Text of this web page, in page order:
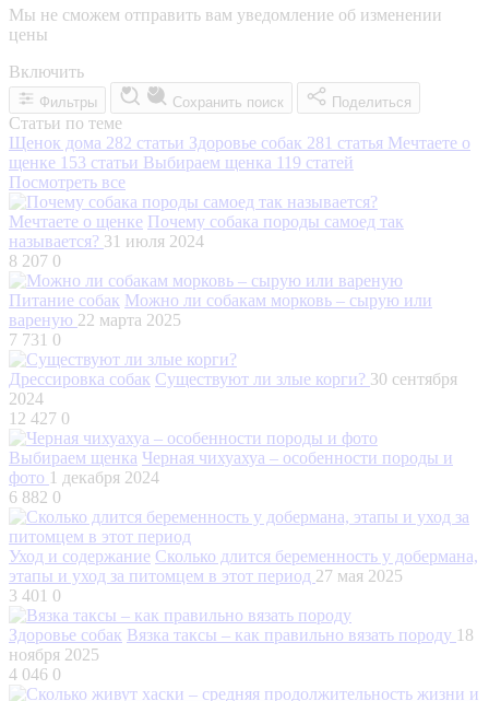
Мы не сможем отправить вам уведомление об изменении
цены
Включить
Фильтры Сохранить поиск Поделиться
Статьи по теме
Щенок дома 282 статьи Здоровье собак 281 статья Мечтаете о
щенке 153 статьи Выбираем щенка 119 статей
Посмотреть все
Мечтаете о щенке Почему собака породы самоед так
называется? 31 июля 2024
8 207 0
Питание собак Можно ли собакам морковь – сырую или
вареную 22 марта 2025
7 731 0
Дрессировка собак Существуют ли злые корги? 30 сентября
2024
12 427 0
Выбираем щенка Черная чихуахуа – особенности породы и
фото 1 декабря 2024
6 882 0
Уход и содержание Сколько длится беременность у добермана,
этапы и уход за питомцем в этот период 27 мая 2025
3 401 0
Здоровье собак Вязка таксы – как правильно вязать породу 18
ноября 2025
4 046 0